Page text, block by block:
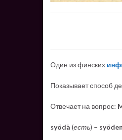
Один из финских
Показывает способ
Отвечает на вопрос:
syödä (есть) – syöden